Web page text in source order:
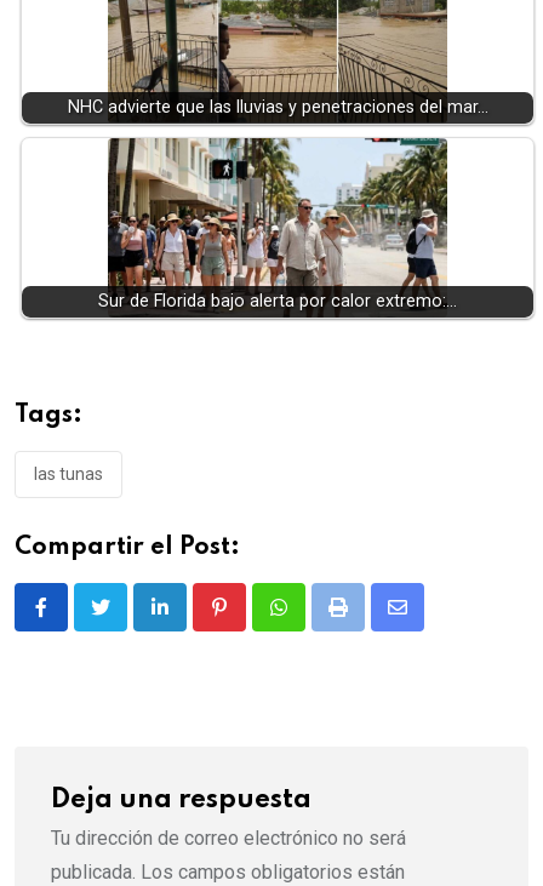
NHC advierte que las lluvias y penetraciones del mar…
Sur de Florida bajo alerta por calor extremo:…
Tags:
las tunas
Compartir el Post:
LinkedIn PinterestWhatsappPrint
Share
Deja una respuesta
Tu dirección de correo electrónico no será
publicada. Los campos obligatorios están